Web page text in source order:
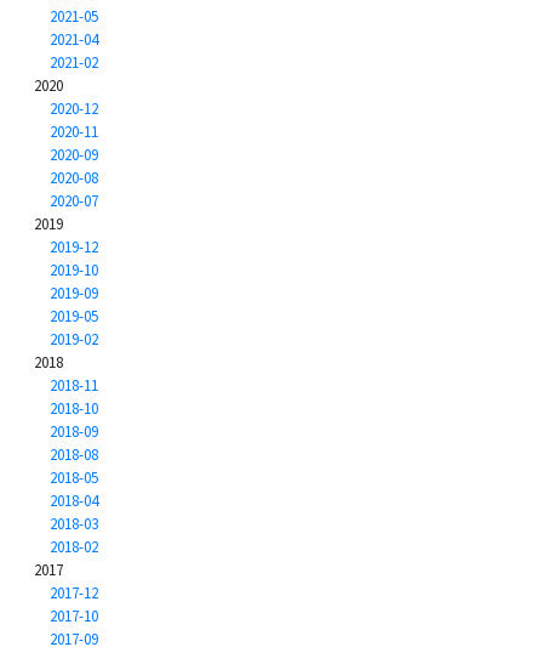
2021-05
2021-04
2021-02
2020
2020-12
2020-11
2020-09
2020-08
2020-07
2019
2019-12
2019-10
2019-09
2019-05
2019-02
2018
2018-11
2018-10
2018-09
2018-08
2018-05
2018-04
2018-03
2018-02
2017
2017-12
2017-10
2017-09